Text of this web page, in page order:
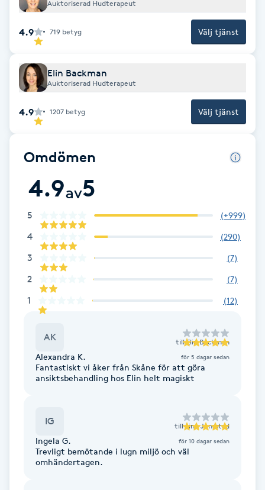
Gel naglar
Gellack
Gravidmassage
Gravidyoga
Gruppträning
Gua Sha-massage
Headspa
Herrklippning
Auktoriserad Hudterapeut
4.9 719 betyg Välj tjänst
Elin Backman
Auktoriserad Hudterapeut
4.9 1207 betyg Välj tjänst
Omdömen
4.9av5
5 (+999)
4 (290)
3 (7)
2 (7)
1 (12)
AK till Elin Backman
Alexandra K. för 5 dagar sedan
Fantastiskt vi åker från Skåne för att göra
ansiktsbehandling hos Elin helt magiskt
IG till Linn Jensstad
Ingela G. för 10 dagar sedan
Trevligt bemötande i lugn miljö och väl
omhändertagen.